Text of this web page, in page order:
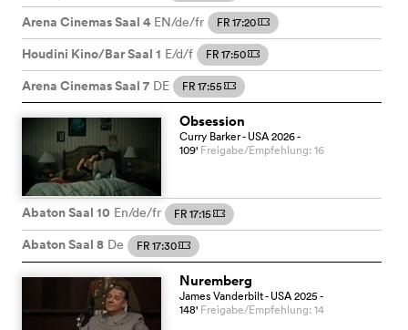
Arena Cinemas Saal 4 EN/de/fr FR 17:20m
Houdini Kino/Bar Saal 1 E/d/f FR 17:50m
Arena Cinemas Saal 7 DE FR 17:55 m
Obsession
Curry Barker- USA2026-
109' Freigabe/Empfehlung: 16
Abaton Saal 10 En/de/fr FR 17:15 m
Abaton Saal 8 De FR 17:30m
Nuremberg
James Vanderbilt- USA2025-
148' Freigabe/Empfehlung: 14